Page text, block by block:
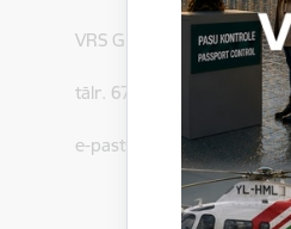
VRS GP SSP
tālr. 67913535
e-pasts: